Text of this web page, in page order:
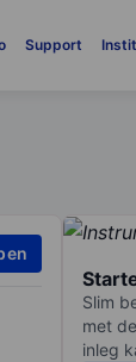
Support
Slim
met
inleg